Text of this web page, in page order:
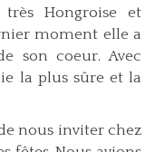
très Hongroise et
moment elle a
son coeur. Avec
la plus sûre et la
nous inviter chez